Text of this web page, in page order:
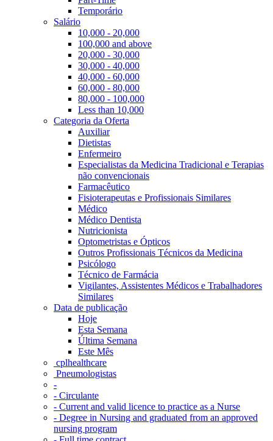
Temporário
Salário
10,000 - 20,000
100,000 and above
20,000 - 30,000
30,000 - 40,000
40,000 - 60,000
60,000 - 80,000
80,000 - 100,000
Less than 10,000
Categoria da Oferta
Auxiliar
Dietistas
Enfermeiro
Especialistas da Medicina Tradicional e Terapias
não convencionais
Farmacêutico
Fisioterapeutas e Profissionais Similares
Médico
Médico Dentista
Nutricionista
Optometristas e Ópticos
Outros Profissionais Técnicos da Medicina
Psicólogo
Técnico de Farmácia
Vigilantes, Assistentes Médicos e Trabalhadores
Similares
Data de publicação
Hoje
Esta Semana
Última Semana
Este Mês
‎ cplhealthcare‬
Pneumologistas
-
- Circulante
- Current and valid licence to practice as a Nurse
- Degree in Nursing and graduated from an approved
nursing program